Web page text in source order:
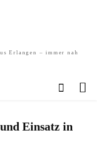
Erlangen – immer nah
Einsatz in